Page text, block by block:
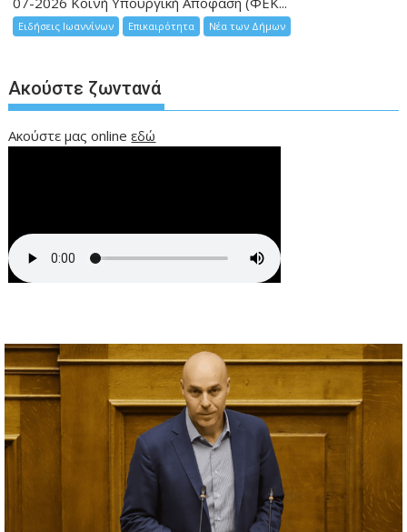
Ειδήσεις Ιωαννίνων Επικαιρότητα Νέα των Δήμων
Ακούστε ζωντανά
Ακούστε μας onlineεδώ